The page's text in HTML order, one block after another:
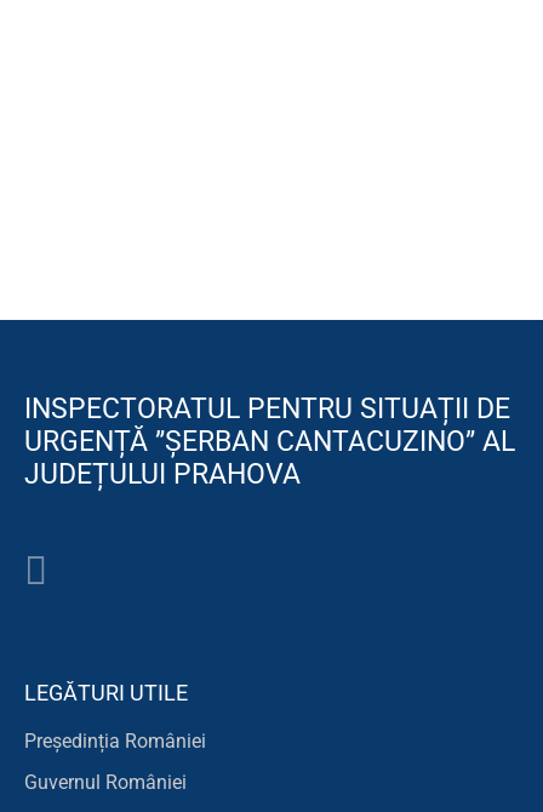
INSPECTORATUL PENTRU SITUAȚII DE
URGENȚĂ ”ȘERBAN CANTACUZINO” AL
JUDEȚULUI PRAHOVA
LEGĂTURI UTILE
Președinția României
Guvernul României